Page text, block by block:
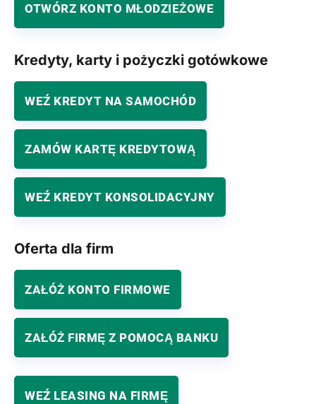
OTWÓRZ KONTO MŁODZIEŻOWE
Kredyty, karty i pożyczki gotówkowe
WEŹ KREDYT NA SAMOCHÓD
ZAMÓW KARTĘ KREDYTOWĄ
WEŹ KREDYT KONSOLIDACYJNY
Oferta dla firm
ZAŁÓŻ KONTO FIRMOWE
ZAŁÓŻ FIRMĘ Z POMOCĄ BANKU
WEŹ LEASING NA FIRMĘ